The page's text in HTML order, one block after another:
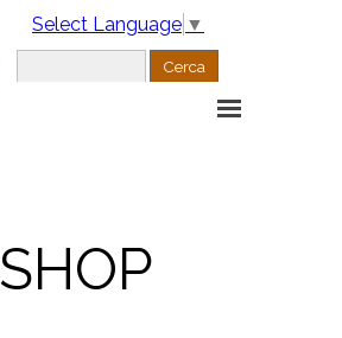
Cerca
Select Language ▼
SHOP